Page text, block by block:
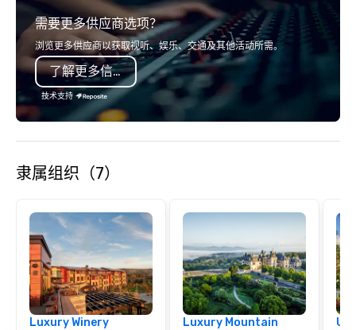
relationships, and
precision. We operate
in key destinations
Los Angeles, San
both U.S. and
across multiple time zones.
需要更多供应商选项？
浏览更多供应商以获取视听、娱乐、交通及其他活动所需。
了解更多信息
技术支持
隶属组织（7）
Luxury Winery
Luxury Mountain